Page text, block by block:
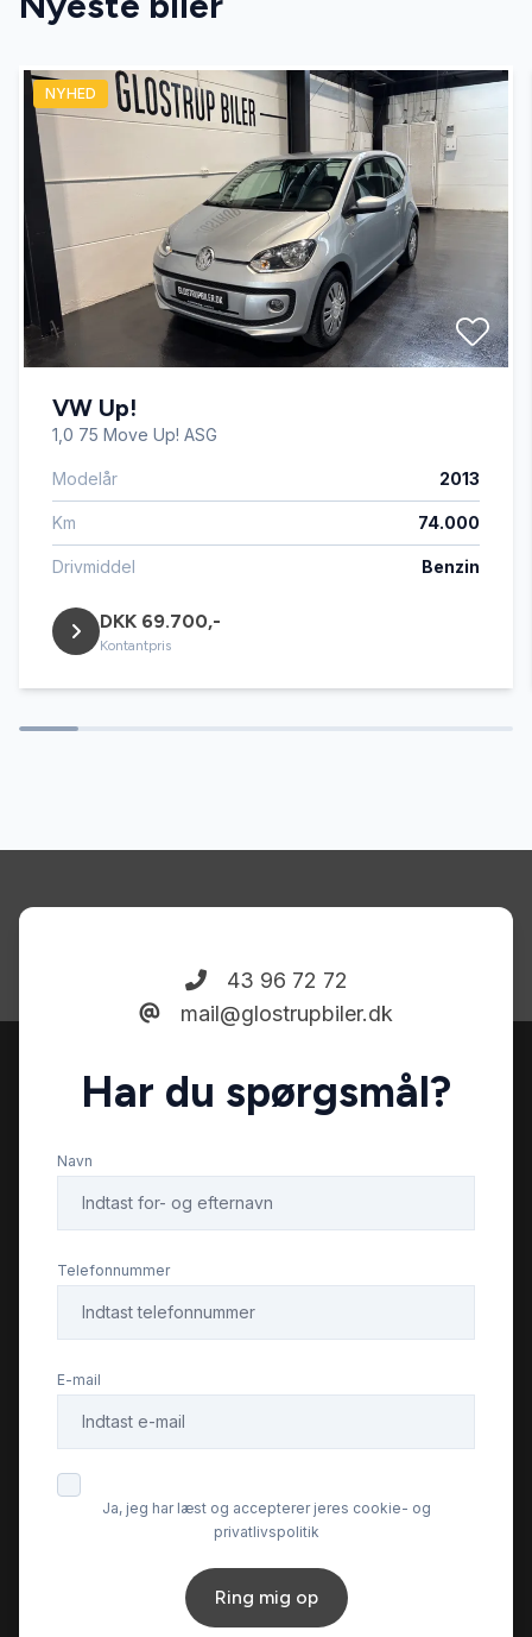
bagagerumsdækken
bakkamera
CD/radio
el-klapbare sidespejle med varme
ESP
fartpilot
fjernbetjent centrallås
glastag
multifunktionsrat
mørk loftbeklædning
navigation
parkeringssensor (for)
ratgearskifte
sportssæder
udvendig temperaturmåler
NYHED
VW Up!
1,0 75 Move Up! ASG
Modelår 2013
Km 74.000
Drivmiddel Benzin
DKK 69.700,-
Kontantpris
43 96 72 72
mail@glostrupbiler.dk
Har du spørgsmål?
Navn
Telefonnummer
E-mail
Ja, jeg har læst og accepterer jeres cookie- og
privatlivspolitik
Ring mig op